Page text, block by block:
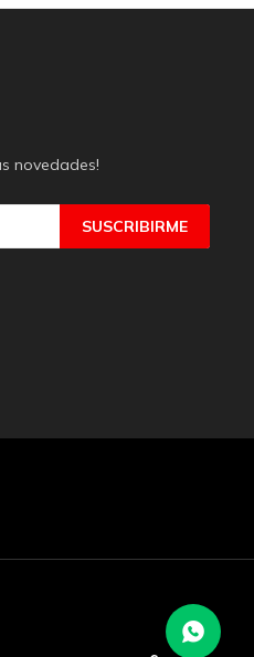
novedades!
SUSCRIBIRME